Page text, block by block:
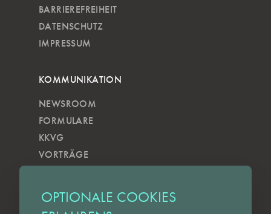
OPTIONALE COOKIES
BARRIEREFREIHEIT
DATENSCHUTZ
IMPRESSUM
KOMMUNIKATION
NEWSROOM
FORMULARE
KKVG
VORTRÄGE
ZILKENS NEWSBLOG